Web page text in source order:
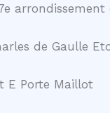
de Gaulle
E Porte Maillot